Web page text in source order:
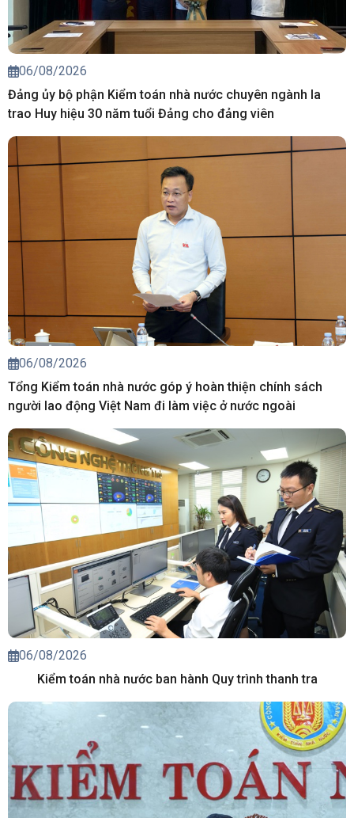
06/08/2026
Đảng ủy bộ phận Kiểm toán nhà nước chuyên ngành Ia
trao Huy hiệu 30 năm tuổi Đảng cho đảng viên
06/08/2026
Tổng Kiểm toán nhà nước góp ý hoàn thiện chính sách
người lao động Việt Nam đi làm việc ở nước ngoài
06/08/2026
Kiểm toán nhà nước ban hành Quy trình thanh tra